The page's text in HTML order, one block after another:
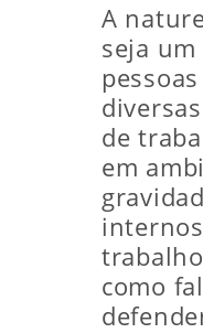
A
seja
de
em
como